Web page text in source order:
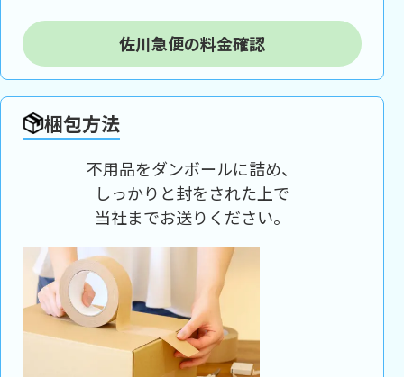
佐川急便の料金確認
梱包方法
不用品をダンボールに詰め、
しっかりと封をされた上で
当社までお送りください。